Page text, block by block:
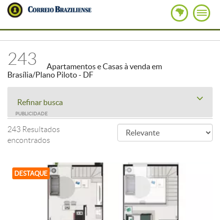
243
Apartamentos e Casas à venda em
Brasília/Plano Piloto - DF
Refinar busca
PUBLICIDADE
243 Resultados
encontrados
DESTAQUE